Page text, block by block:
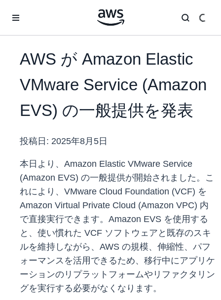
AWS が Amazon Elastic
VMware Service (Amazon
EVS) の一般提供を発表
投稿日: 2025年8月5日
本日より、Amazon Elastic VMware Service
(Amazon EVS) の一般提供が開始されました。こ
れにより、VMware Cloud Foundation (VCF) を
Amazon Virtual Private Cloud (Amazon VPC) 内
で直接実行できます。Amazon EVS を使用する
と、使い慣れた VCF ソフトウェアと既存のスキ
ルを維持しながら、AWS の規模、伸縮性、パフ
ォーマンスを活用できるため、移行中にアプリケ
ーションのリプラットフォームやリファクタリン
グを実行する必要がなくなります。